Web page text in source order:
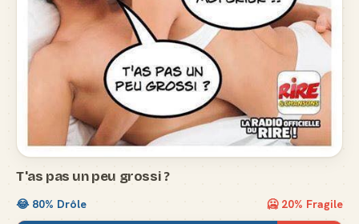
T'as pas un peu grossi ?
😂 80% Drôle 🥶 20% Fragile